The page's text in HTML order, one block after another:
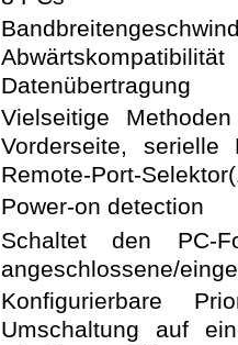
Datenübertragung
Vielseitige
Vorderseite, serielle
Remote-Port-
Power-on detection
Schaltet den PC-
angeschlossene/
Konfigurierbare
Umschaltung auf